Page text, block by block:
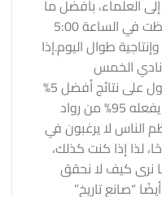
العلماء، بأفضل ما
لديهم. لذلك ستجد أنه إذا استيقظت في الساعة 5:00
طوال اليوم.إذا
نادي الخمس
الصباحات، ففكر في هذا: للحصول على نتائج أفضل 5%
من النخبة، عليك أن تفعل ما لن يفعله 95% من رواد
الناس لا يرغبون في
في الساعة 5:00 صباحًا، لذا إذا كنت كذلك،
نرى كيف لا نحقق
“صانع تاريخ”